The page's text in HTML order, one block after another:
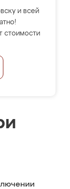
и всей
стоимости